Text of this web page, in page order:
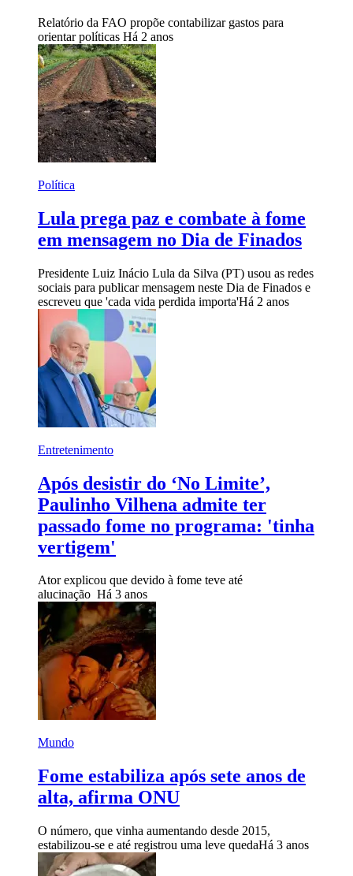
Relatório da FAO propõe contabilizar gastos para
orientar políticas Há 2 anos
Política
Lula prega paz e combate à fome
em mensagem no Dia de Finados
Presidente Luiz Inácio Lula da Silva (PT) usou as redes
sociais para publicar mensagem neste Dia de Finados e
escreveu que 'cada vida perdida importa'Há 2 anos
Entretenimento
Após desistir do ‘No Limite’,
Paulinho Vilhena admite ter
passado fome no programa: 'tinha
vertigem'
Ator explicou que devido à fome teve até
alucinação Há 3 anos
Mundo
Fome estabiliza após sete anos de
alta, afirma ONU
O número, que vinha aumentando desde 2015,
estabilizou-se e até registrou uma leve quedaHá 3 anos